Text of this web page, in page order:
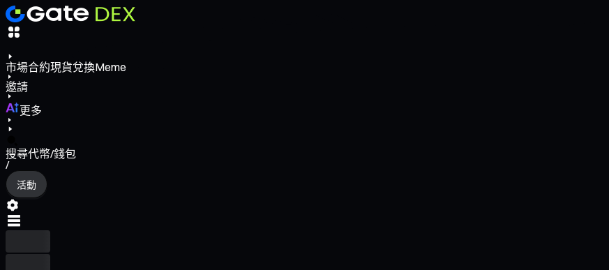
市場合約現貨兌換Meme
邀請
更多
搜尋代幣/錢包
/
活動